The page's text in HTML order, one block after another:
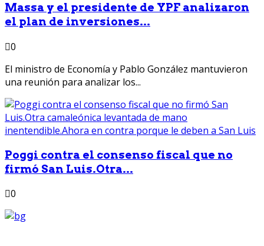
Massa y el presidente de YPF analizaron
el plan de inversiones...
0
El ministro de Economía y Pablo González mantuvieron
una reunión para analizar los...
Poggi contra el consenso fiscal que no
firmó San Luis.Otra...
0